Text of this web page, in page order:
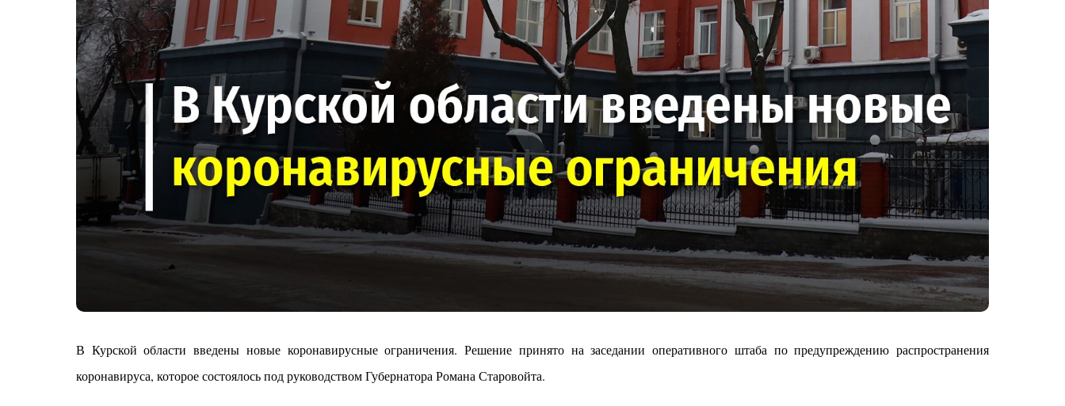
В Курской области введены новые коронавирусные ограничения. Решение принято на заседании оперативного штаба по предупреждению распространения
коронавируса, которое состоялось под руководством Губернатора Романа Старовойта.